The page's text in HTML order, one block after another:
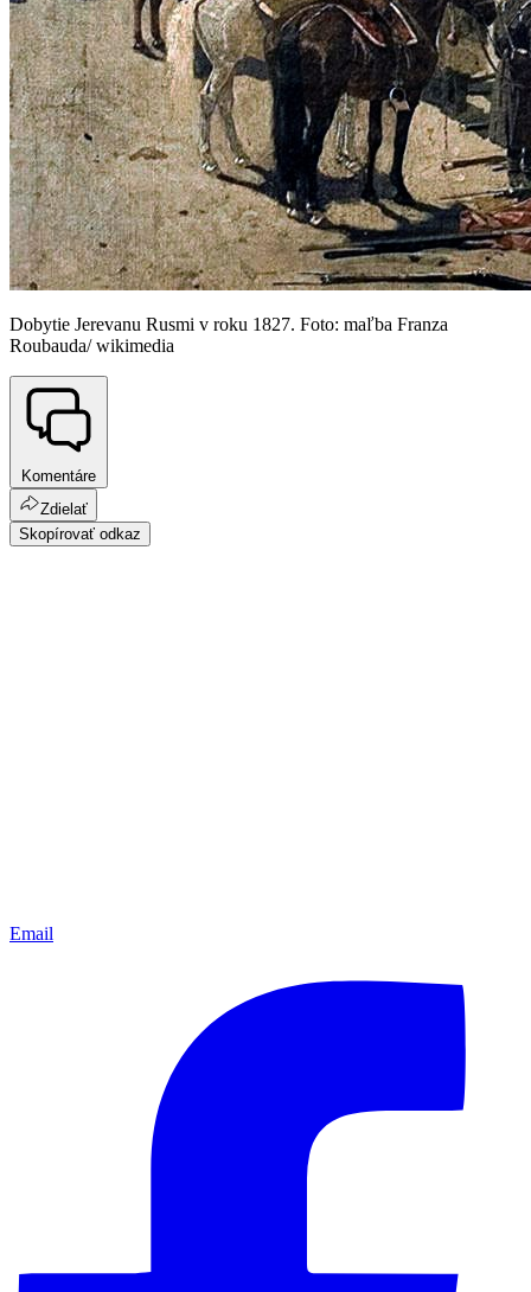
Dobytie Jerevanu Rusmi v roku 1827. Foto: maľba Franza
Roubauda/ wikimedia
Komentáre
Zdielať
Skopírovať odkaz
Email